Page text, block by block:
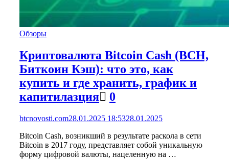
Обзоры
Криптовалюта Bitcoin Cash (BCH,
Биткоин Кэш): что это, как
купить и где хранить, график и
капитилазция
0
btcnovosti.com28.01.2025 18:5328.01.2025
Bitcoin Cash, возникший в результате раскола в сети
Bitcoin в 2017 году, представляет собой уникальную
форму цифровой валюты, нацеленную на …